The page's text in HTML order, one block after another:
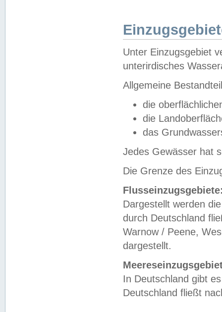
Unter Einzugsgebiet
unterirdisches
Allgemeine
die
die
das
Jedes Gewässer hat
Die Grenze des
Dargestellt werden
durch Deutschland
Warnow / Peene,
dargestellt.
In Deutschland gibt
Deutschland fließt